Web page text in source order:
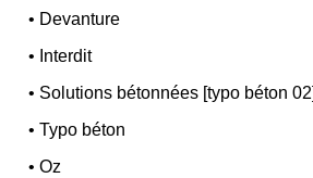
• Devanture
• Interdit
• Solutions bétonnées [typo béton 02]
•Typo béton
•Oz